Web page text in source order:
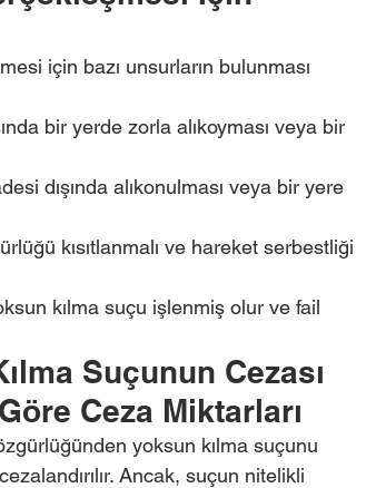
için bazı unsurların bulunması
bir yerde zorla alıkoyması veya bir
dışında alıkonulması veya bir yere
kısıtlanmalı ve hareket serbestliği
kılma suçu işlenmiş olur ve fail
Suçunun Cezası
Ceza Miktarları
yoksun kılma suçunu
Ancak, suçun nitelikli